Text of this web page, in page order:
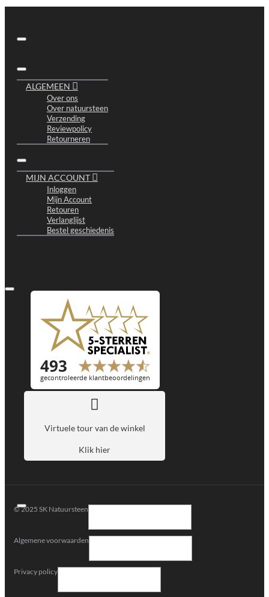
ALGEMEEN
Over ons
Over natuursteen
Verzending
Reviewpolicy
Retourneren
MIJN ACCOUNT
Inloggen
Mijn Account
Retouren
Verlanglijst
Bestel geschiedenis
Virtuele tour van de winkel
Klik hier
© 2025 SK Natuursteen
Algemene voorwaarden
Privacy policy